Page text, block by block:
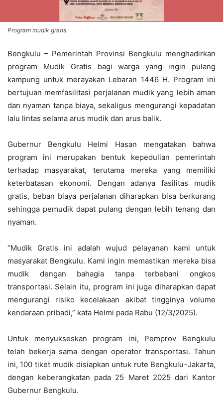
Program mudik gratis.
Bengkulu – Pemerintah Provinsi Bengkulu menghadirkan
program Mudik Gratis bagi warga yang ingin pulang
kampung untuk merayakan Lebaran 1446 H. Program ini
bertujuan memfasilitasi perjalanan mudik yang lebih aman
dan nyaman tanpa biaya, sekaligus mengurangi kepadatan
lalu lintas selama arus mudik dan arus balik.
Gubernur Bengkulu Helmi Hasan mengatakan bahwa
program ini merupakan bentuk kepedulian pemerintah
terhadap masyarakat, terutama mereka yang memiliki
keterbatasan ekonomi. Dengan adanya fasilitas mudik
gratis, beban biaya perjalanan diharapkan bisa berkurang
sehingga pemudik dapat pulang dengan lebih tenang dan
nyaman.
“Mudik Gratis ini adalah wujud pelayanan kami untuk
masyarakat Bengkulu. Kami ingin memastikan mereka bisa
mudik dengan bahagia tanpa terbebani ongkos
transportasi. Selain itu, program ini juga diharapkan dapat
mengurangi risiko kecelakaan akibat tingginya volume
kendaraan pribadi,” kata Helmi pada Rabu (12/3/2025).
Untuk menyukseskan program ini, Pemprov Bengkulu
telah bekerja sama dengan operator transportasi. Tahun
ini, 100 tiket mudik disiapkan untuk rute Bengkulu–Jakarta,
dengan keberangkatan pada 25 Maret 2025 dari Kantor
Gubernur Bengkulu.